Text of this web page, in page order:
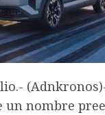
un nombre